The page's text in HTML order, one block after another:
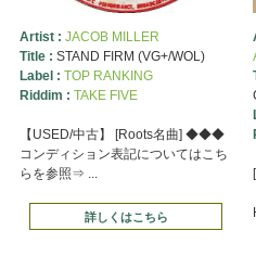
Artist : JACOB MILLER
Title : STAND FIRM (VG+/WOL)
Label : TOP RANKING
Riddim : TAKE FIVE
【USED/中古】 [Roots名曲] ◆◆◆
コンディション表記についてはこち
らを参照⇒ ...
詳しくはこちら